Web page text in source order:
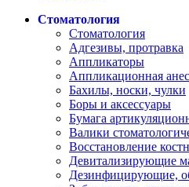
Стоматология
Стоматология
Адгезивы, протравка
Аппликаторы
Аппликационная
Бахилы, носки, чулки
Боры и аксессуары
Бумага
Валики
Восстановление
Девитализирующие
Дезинфицирующие,